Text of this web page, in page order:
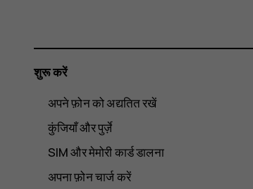
शुरू करें
अपने फ़ोन को अद्यतित रखें
कुंजियाँ और पुर्ज़े
SIM और मेमोरी कार्ड डालना
अपना फ़ोन चार्ज करें